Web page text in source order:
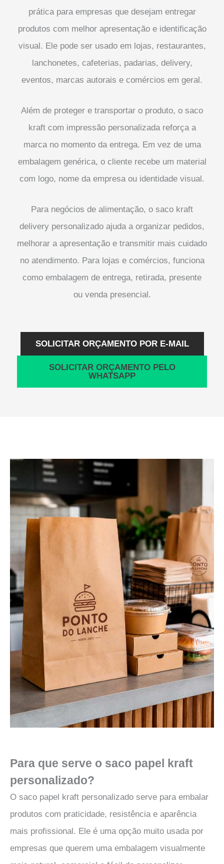
prática para empresas que desejam entregar
produtos com melhor apresentação e identificação
visual. Ele pode ser usado em lojas, restaurantes,
lanchonetes, cafeterias, padarias, delivery,
eventos, marcas autorais e comércios em geral.
Além de proteger e transportar o produto, o saco
kraft com impressão personalizada reforça a
marca no momento da entrega. Em vez de uma
embalagem genérica, o cliente recebe um material
com logo, nome da empresa ou identidade visual.
Para negócios de alimentação, o saco kraft
delivery personalizado ajuda a organizar pedidos,
melhorar a apresentação e transmitir mais cuidado
no atendimento. Para lojas e comércios, funciona
como embalagem de entrega, retirada, presente
ou venda presencial.
SOLICITAR ORÇAMENTO POR E-MAIL
SOLICITAR ORÇAMENTO PELO
WHATSAPP
Para que serve o saco papel kraft
personalizado?
O saco papel kraft personalizado serve para embalar
produtos com praticidade, resistência e aparência
mais profissional. Ele é uma opção muito usada por
empresas que querem uma embalagem visualmente